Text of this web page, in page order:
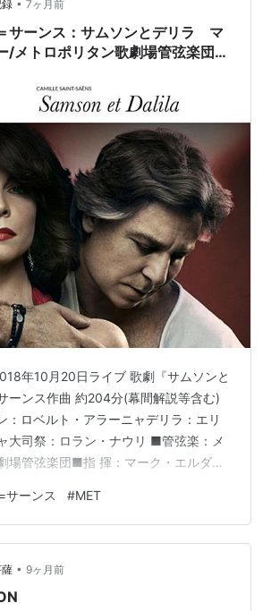
• 7ヶ月前
サーンス：サムソンとデリラ マ
/メトロポリタン歌劇場管弦楽団
年10月20日ライブ 歌劇『サムソンと
ーンス作曲 約204分(幕間解説等含む)
：ロベルト・アラーニャデリラ：エリ
大司祭：ロラン・ナウリ ■管弦楽：メ
場管弦楽団​■指 揮：マーク・エルダー
ック サン＝サーンスのオペラはこれし
回聴いただけで映像体験は初めて。 当
想定していたということもあってか、
。音が散らばらずに聴きやすくて良か
ストの二人はさすがというか共に十八
サーンス #MET
• 9ヶ月前